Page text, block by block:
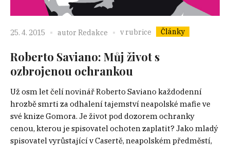
25. 4. 2015 autor Redakce v rubrice Články
Roberto Saviano: Můj život s
ozbrojenou ochrankou
Už osm let čelí novinář Roberto Saviano každodenní
hrozbě smrti za odhalení tajemství neapolské mafie ve
své knize Gomora. Je život pod dozorem ochranky
cenou, kterou je spisovatel ochoten zaplatit? Jako mladý
spisovatel vyrůstající v Casertě, neapolském předměstí,